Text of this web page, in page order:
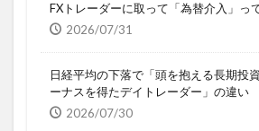
FXトレーダーに取って「為替介入」っ
2026/07/31
日経平均の下落で「頭を抱える長期投
ーナスを得たデイトレーダー」の違い
2026/07/30